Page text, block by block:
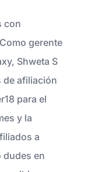
con
gerente
Shweta S
de afiliación
para el
y la
a
dudes en